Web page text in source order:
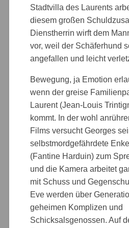
Stadtvilla des Laurents
diesem großen
Dienstherrin wirft dem
vor, weil der Schäferhund
angefallen und leicht
Bewegung, ja Emotion
wenn der greise
Laurent (Jean-Louis
kommt. In der wohl
Films versucht Georges
selbstmordgefährdete
(Fantine Harduin) zum
und die Kamera arbeitet
mit Schuss und
Eve werden über
geheimen Komplizen und
Schicksalsgenossen. Auf